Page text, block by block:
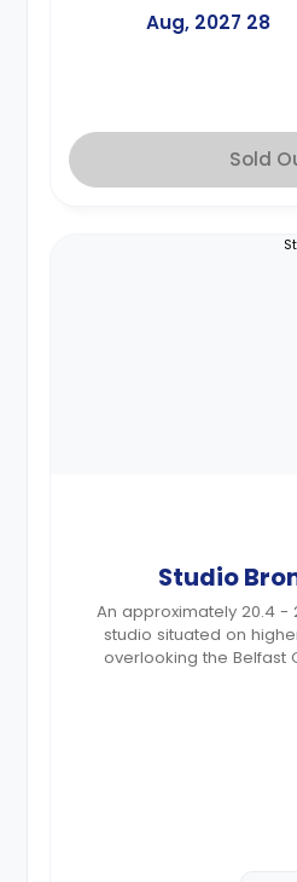
28 Aug, 2027
Sold
Studio
An approximately 20.4 -
studio situated on
overlooking the Belfast
double bed, under-